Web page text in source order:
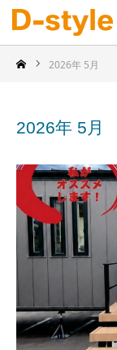
2026年 5月
2026年 5月